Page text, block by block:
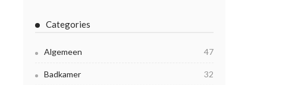
Categories
Algemeen 47
Badkamer 32